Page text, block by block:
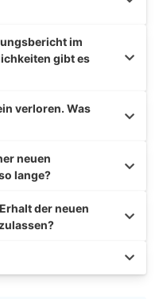
im
gibt es
verloren. Was
neuen
lange?
der neuen